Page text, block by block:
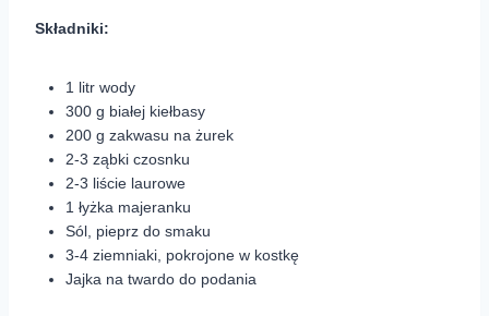
Składniki:
1 litr wody
300 g białej kiełbasy
200 g zakwasu na żurek
2-3 ząbki czosnku
2-3 liście laurowe
1 łyżka majeranku
Sól, pieprz do smaku
3-4 ziemniaki, pokrojone w kostkę
Jajka na twardo do podania